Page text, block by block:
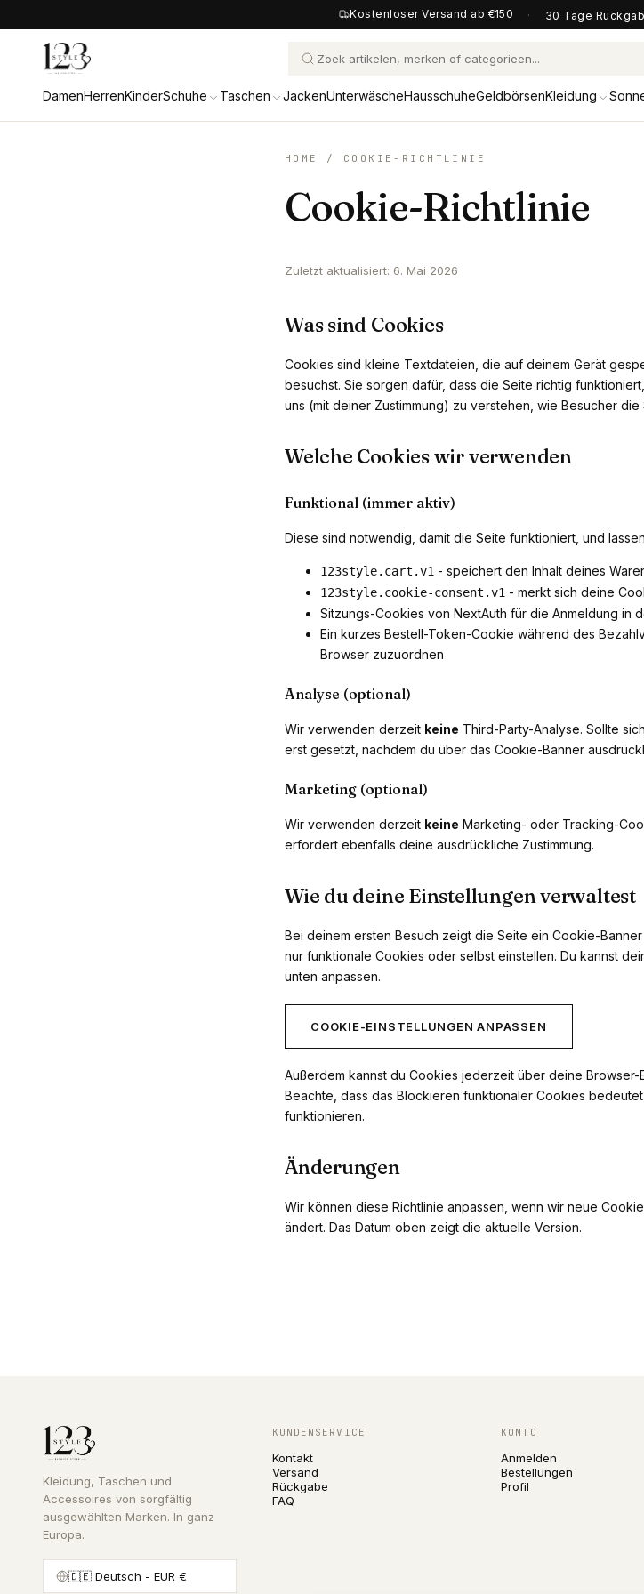
Kostenloser Versand ab €150 · 30 Tage
DamenHerrenKinderSchuhe Taschen JackenUnterwäscheHausschuheGeldbörsenKleidung
HOME / COOKIE-RICHTLINIE
Cookie-Richtlinie
Zuletzt aktualisiert: 6. Mai 2026
Was sind Cookies
Cookies sind kleine Textdateien, die auf deinem Gerät
besuchst. Sie sorgen dafür, dass die Seite richtig
uns (mit deiner Zustimmung) zu verstehen, wie Besucher die
Welche Cookies wir verwenden
Funktional (immer aktiv)
Diese sind notwendig, damit die Seite funktioniert, und
123style.cart.v1 - speichert den Inhalt deines
123style.cookie-consent.v1 - merkt sich deine
Sitzungs-Cookies von NextAuth für die Anmeldung in
Ein kurzes Bestell-Token-Cookie während des
Browser zuzuordnen
Analyse (optional)
Wir verwenden derzeit keine Third-Party-Analyse. Sollte
erst gesetzt, nachdem du über das Cookie-Banner
Marketing (optional)
Wir verwenden derzeit keine Marketing- oder Tracking-
erfordert ebenfalls deine ausdrückliche Zustimmung.
Wie du deine Einstellungen verwaltest
Bei deinem ersten Besuch zeigt die Seite ein Cookie-
nur funktionale Cookies oder selbst einstellen. Du kannst
unten anpassen.
COOKIE-EINSTELLUNGEN ANPASSEN
Außerdem kannst du Cookies jederzeit über deine
Beachte, dass das Blockieren funktionaler Cookies
funktionieren.
Änderungen
Wir können diese Richtlinie anpassen, wenn wir neue
ändert. Das Datum oben zeigt die aktuelle Version.
Kleidung, Taschen und
Accessoires von sorgfältig
ausgewählten Marken. In ganz
Europa.
🇩🇪 Deutsch - EUR €
KUNDENSERVICE
Kontakt
Versand
Rückgabe
FAQ
KONTO
Anmelden
Bestellungen
Profil